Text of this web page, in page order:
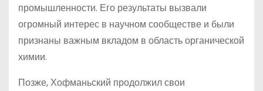
промышленности. Его результаты вызвали
огромный интерес в научном сообществе и были
признаны важным вкладом в область органической
химии.
Позже, Хофманьский продолжил свои